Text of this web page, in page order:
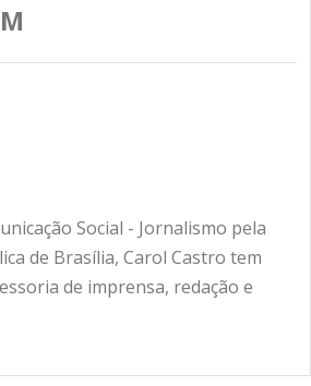
Social - Jornalismo pela
de Brasília, Carol Castro tem
de imprensa, redação e